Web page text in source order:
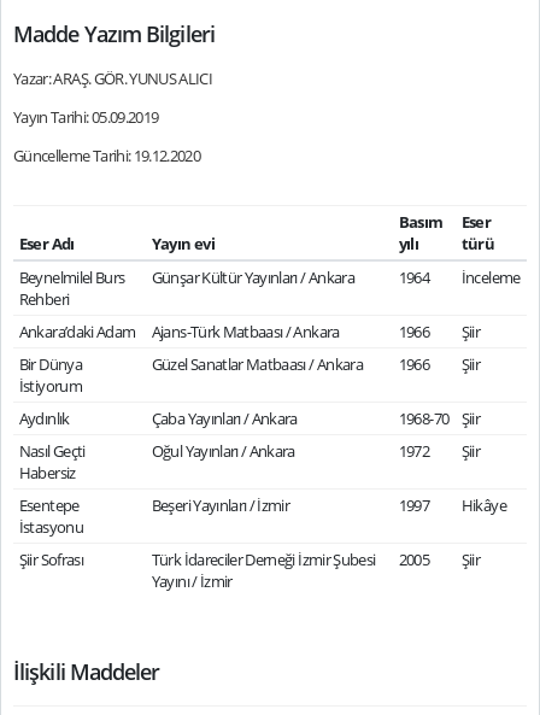
Madde Yazım Bilgileri
Yazar: ARAŞ. GÖR. YUNUS ALICI
Yayın Tarihi: 05.09.2019
Güncelleme Tarihi: 19.12.2020
Eser Adı Yayın evi
Basım
yılı
Eser
türü
Beynelmilel Burs
Rehberi
Günşar Kültür Yayınları / Ankara 1964 İnceleme
Ankara’daki Adam Ajans-Türk Matbaası / Ankara 1966
Şiir
Bir Dünya
İstiyorum
Güzel Sanatlar Matbaası / Ankara 1966 Şiir
Aydınlık Çaba Yayınları / Ankara 1968-70 Şiir
Nasıl Geçti
Habersiz
Oğul Yayınları / Ankara 1972 Şiir
Esentepe
İstasyonu
Beşeri Yayınları / İzmir 1997 Hikâye
Şiir Sofrası
Türk İdareciler Derneği İzmir Şubesi
Yayını / İzmir
2005 Şiir
İlişkili Maddeler